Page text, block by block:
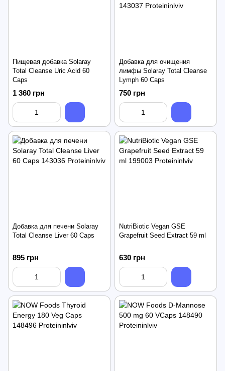
Пищевая добавка Solaray
Total Cleanse Uric Acid 60
Caps
1 360 грн
Добавка для очищения
лимфы Solaray Total Cleanse
Lymph 60 Caps
750 грн
Добавка для печени Solaray
Total Cleanse Liver 60 Caps
895 грн
NutriBiotic Vegan GSE
Grapefruit Seed Extract 59 ml
630 грн